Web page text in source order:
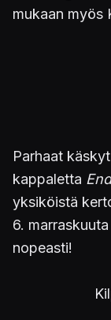
mukaan myös
Parhaat
kappaletta
yksiköistä
6.
nopeasti!